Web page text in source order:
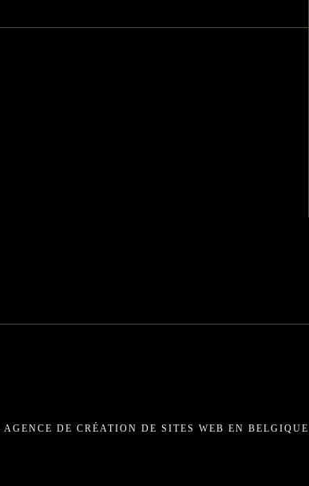
AGENCE DE CRÉATION DE SITES WEB EN BELGIQUE